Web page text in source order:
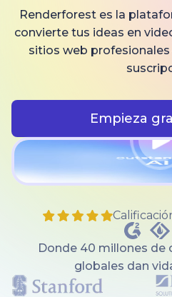
Renderforest es la
convierte tus ideas en
sitios web
Empieza
Donde 40 millones de
globales dan